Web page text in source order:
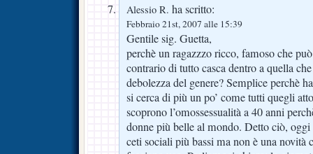
Alessio R. ha scritto:
Febbraio 21st, 2007 alle 15:39
Gentile sig. Guetta,
perchè un ragazzzo ricco, famoso che
contrario di tutto casca dentro a quella
debolezza del genere? Semplice perchè
si cerca di più un po’ come tutti quegli
scoprono l’omossessualità a 40 anni
donne più belle al mondo. Detto ciò,
ceti sociali più bassi ma non è una novità